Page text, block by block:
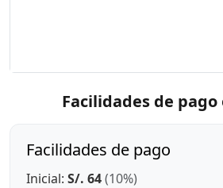
Facilidades de pago
Facilidades de pago
Inicial: S/. 64(10%)